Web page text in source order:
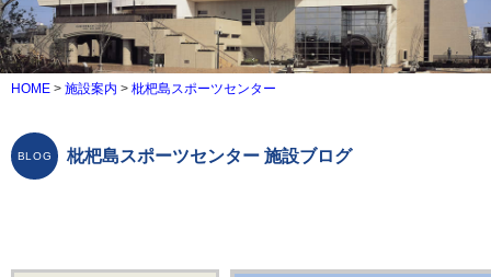
HOME > 施設案内 > 枇杷島スポーツセンター
枇杷島スポーツセンター 施設ブログ